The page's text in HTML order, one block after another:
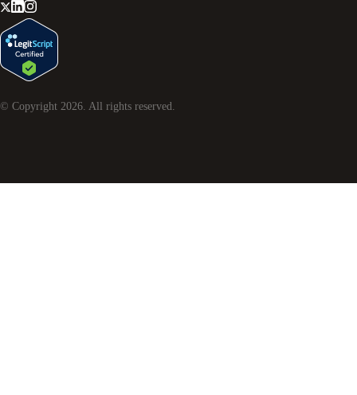
© Copyright 2026 . All rights reserved.